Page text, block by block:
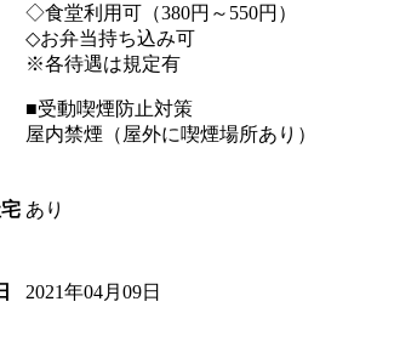
◇食堂利用可（380円～550円）
◇お弁当持ち込み可
※各待遇は規定有
■受動喫煙防止対策
屋内禁煙（屋外に喫煙場所あり）
あり
2021年04月09日